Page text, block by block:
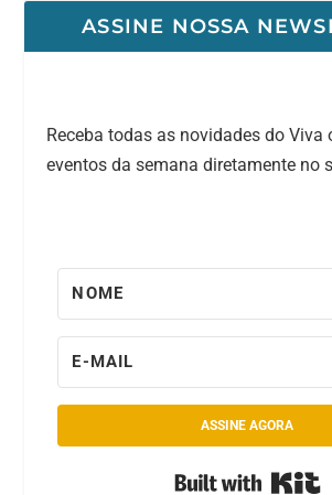
ASSINE NOSSA
Receba todas as novidades do Viva
eventos da semana diretamente no
ASSINE AGORA